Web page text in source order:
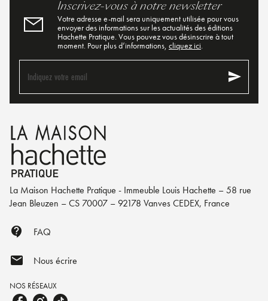
Inscrivez-vous à notre newsletter
Votre adresse e-mail sera uniquement utilisée pour vous
envoyer des informations sur les actualités des éditions
Hachette Pratique. Vous pouvez vous désinscrire à tout
moment. Pour plus d’informations, cliquez ici
Indiquez votre email send
La Maison Hachette Pratique - Immeuble Louis Hachette – 58 rue
Jean Bleuzen – CS 70007 – 92178 Vanves CEDEX, France
contact_support FAQ
mail Nous écrire
NOS RÉSEAUX